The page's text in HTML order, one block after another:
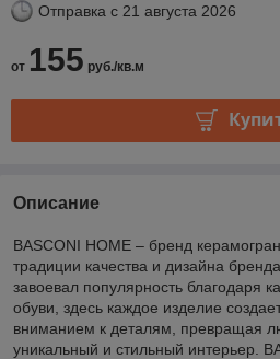
Отправка с 21 августа 2026
от 155 руб./кв.м
Описание
BASCONI HOME – бренд
традиции качества и дизайна
завоевал популярность благодаря
обуви, здесь каждое изделие
вниманием к деталям, превращая
уникальный и стильный интерьер.